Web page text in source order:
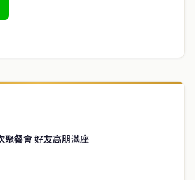
聚餐會 好友高朋滿座